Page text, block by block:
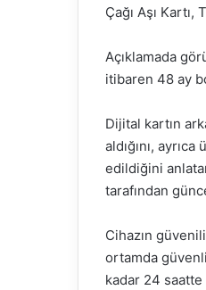
Çağı Aşı
Açıklamada
itibaren 48 ay
Dijital kartın
aldığını,
edildiğini
tarafından
Cihazın
ortamda güvenli
kadar 24